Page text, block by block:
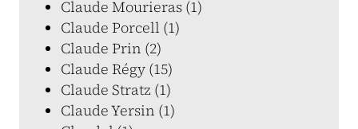
Claude Mourieras (1)
Claude Porcell (1)
Claude Prin (2)
Claude Régy (15)
Claude Stratz (1)
Claude Yersin (1)